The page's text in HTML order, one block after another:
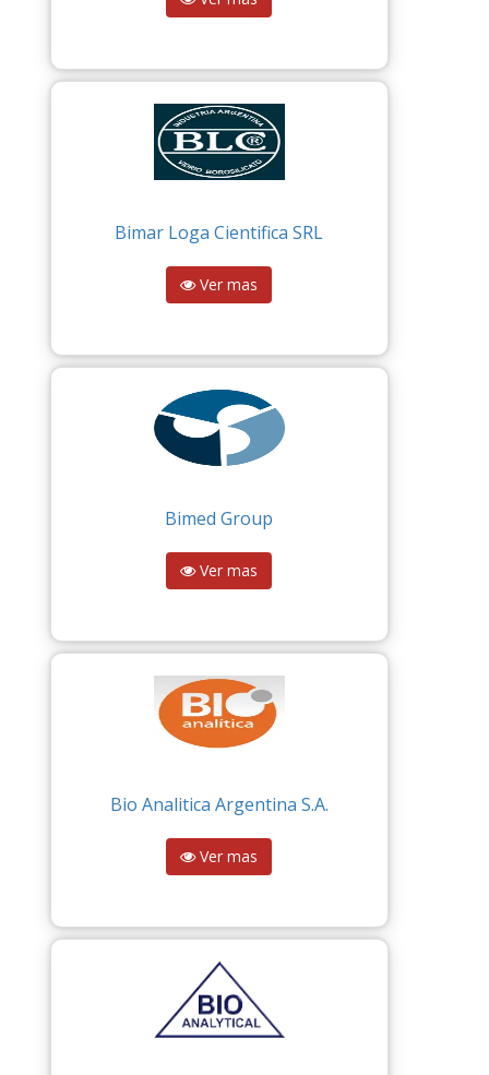
Bimar Loga Cientifica SRL
Ver mas
Bimed Group
Ver mas
Bio Analitica Argentina S.A.
Ver mas